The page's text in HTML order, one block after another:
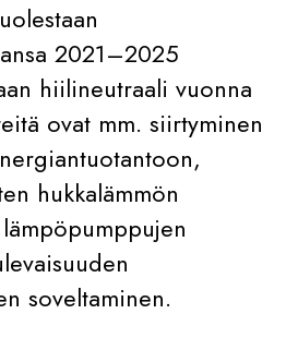
2021–2025
hiilineutraali vuonna
ovat mm. siirtyminen
hukkalämmön
soveltaminen.